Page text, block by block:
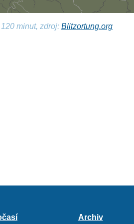
minut, zdroj:Blitzortung.org
Archiv